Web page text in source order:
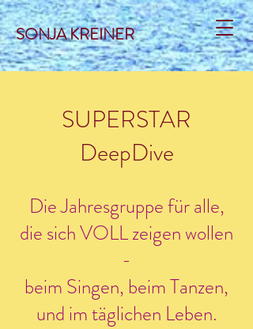
SONJA KREINER
SUPERSTAR
DeepDive
Die Jahresgruppe für alle,
die sich VOLL zeigen wollen
-
beim Singen, beim Tanzen,
und im täglichen Leben.